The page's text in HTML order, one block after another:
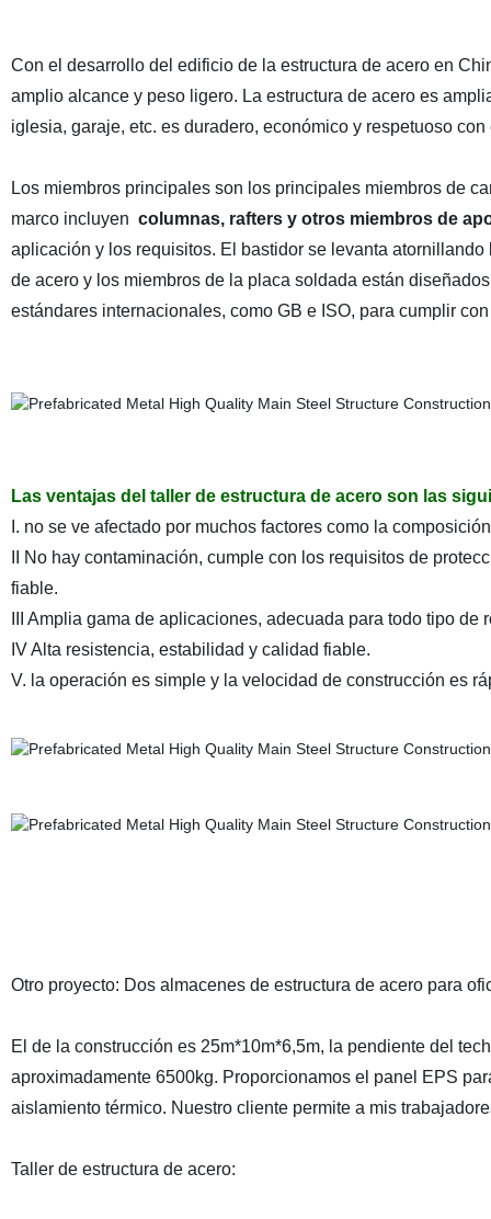
Con el desarrollo del edificio de la estructura de acero en
amplio alcance y peso ligero. La estructura de acero es
iglesia, garaje, etc. es duradero, económico y respetuoso
Los miembros principales son los principales miembros de
marco incluyen columnas, rafters y otros miembros de
aplicación y los requisitos. El bastidor se levanta
de acero y los miembros de la placa soldada están
estándares internacionales, como GB e ISO, para cumplir
Las ventajas del taller de estructura de acero son las
I. no se ve afectado por muchos factores como la
II No hay contaminación, cumple con los requisitos de
fiable.
III Amplia gama de aplicaciones, adecuada para todo tipo
IV Alta resistencia, estabilidad y calidad fiable.
V. la operación es simple y la velocidad de construcción es
Otro proyecto: Dos almacenes de estructura de acero para
El de la construcción es 25m*10m*6,5m, la pendiente del
aproximadamente 6500kg. Proporcionamos el panel EPS
aislamiento térmico. Nuestro cliente permite a mis
Taller de estructura de acero: